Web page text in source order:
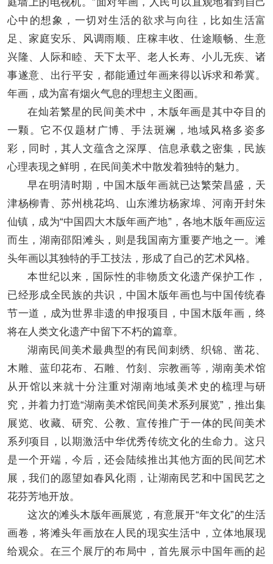
心中的想象，一切对生活的欲求与向往，比如生活富
足、家庭安乐、风调雨顺、庄稼丰收、仕途顺畅、生意
兴隆、人际和睦、天下太平、老人长寿、小儿无疾、诸
事遂意、出行平安，都能通过年画来得以诉求和希冀。
年画，成为富有烟火气息的理想主义图画。
在灿若繁星的民间美术中，木版年画是其中夺目的
一颗。它不仅题材广博、手法斑斓，地域风格多姿多
彩，同时，其人文蕴含之深厚、信息承载之密集，民族
心理表现之鲜明，在民间美术中散发着独特的魅力。
早在明清时期，中国木版年画就已达繁荣昌盛，天
津杨柳青、苏州桃花坞、山东潍坊杨家埠、河南开封朱
仙镇，成为“中国四大木版年画产地”，各地木版年画应运
而生，湖南邵阳滩头，则是我国南方重要产地之一。滩
头年画以其独特的手工技法，形成了自己的艺术风格。
本世纪以来，国际性的非物质文化遗产保护工作，
已经形成全民族的共识，中国木版年画也与中国传统春
节一道，成为世界非遗的申报项目，中国木版年画，终
将在人类文化遗产中留下不朽的篇章。
湖南民间美术最典型的有民间刺绣、织锦、凿花、
木雕、蓝印花布、石雕、竹刻、宗教画等，湖南美术馆
从开馆以来就十分注重对湖南地域美术史的梳理与研
究，并着力打造“湖南美术馆民间美术系列展览”，推出集
展览、收藏、研究、公教、宣传推广于一体的民间美术
系列项目，以期激活中华优秀传统文化的生命力。这只
是一个开端，今后，还会陆续推出其他方面的民间艺术
展，我们的愿望如春风化雨，让湖南民艺和中国民艺之
花芬芳地开放。
这次的滩头木版年画展览，有意展开“年文化”的生活
画卷，将滩头年画放在人民的现实生活中，立体地展现
给观众。在三个展厅的布局中，首先展示中国年画的起